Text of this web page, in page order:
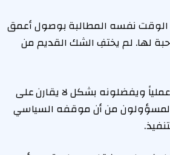
الوقت نفسه المطالبة بوصول أعمق
لها. لم يختفِ الشك القديم من
ويفضلونه بشكل لا يقارن على
من أن موقفه السياسي